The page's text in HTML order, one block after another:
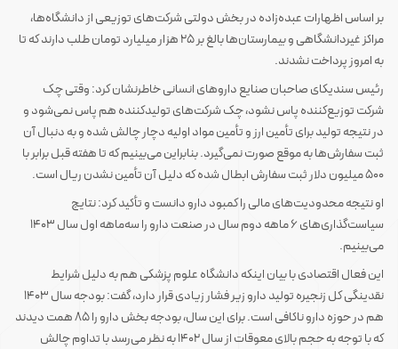
بر اساس اظهارات عبده‌زاده در بخش دولتی شرکت‌های توزیعی از دانشگاه‌ها،
مراکز غیردانشگاهی و بیمارستان‌ها بالغ بر 25 هزار میلیارد تومان طلب دارند که تا
به امروز پرداخت نشدند.
رئیس سندیکای صاحبان صنایع داروهای انسانی خاطرنشان کرد: وقتی چک
شرکت توزیع‌کننده پاس نشود، چک شرکت‌های تولیدکننده هم پاس نمی‌شود و
در نتیجه تولید برای تأمین ارز و تأمین مواد اولیه دچار چالش شده و به دنبال آن
ثبت سفارش‌ها به موقع صورت نمی‌گیرد. بنابراین می‌بینیم که تا هفته قبل برابر با
500 میلیون دلار ثبت سفارش ابطال شده که دلیل آن تأمین نشدن ریال است.
او نتیجه محدودیت‌های مالی را کمبود دارو دانست و تأکید کرد: نتایج
سیاست‌گذاری‌های 6 ماهه دوم سال در صنعت دارو را سه‌ماهه اول سال 1403
می‌بینیم.
این فعال اقتصادی با بیان اینکه دانشگاه علوم پزشکی هم به دلیل شرایط
نقدینگی کل زنجیره تولید دارو زیر فشار زیادی قرار دارد، گفت: بودجه سال 1403
هم در حوزه دارو ناکافی است. برای این سال، بودجه بخش دارو را 85 همت دیدند
که با توجه به حجم بالای معوقات از سال 1402 به نظر می‌رسد با تداوم چالش